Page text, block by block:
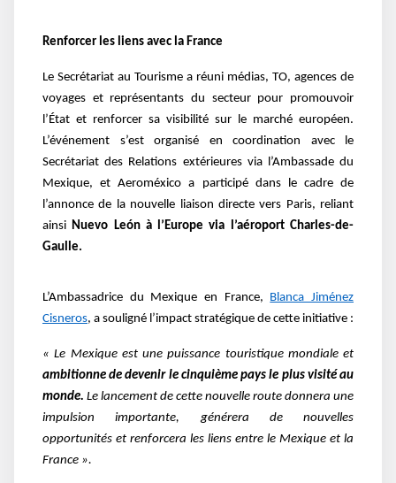
Renforcer les liens avec la France
Le Secrétariat au Tourisme a réuni médias, TO, agences de
voyages et représentants du secteur pour promouvoir
l’État et renforcer sa visibilité sur le marché européen.
L’événement s’est organisé en coordination avec le
Secrétariat des Relations extérieures via l’Ambassade du
Mexique, et Aeroméxico a participé dans le cadre de
l’annonce de la nouvelle liaison directe vers Paris, reliant
ainsiNuevo León à l’Europe via l’aéroport Charles-de-
Gaulle.
L’Ambassadrice du Mexique en France,
Blanca Jiménez
Cisneros, a souligné l’impact stratégique de cette initiative :
« Le Mexique est une puissance touristique mondiale et
ambitionne de devenir le cinquième pays le plus visité au
monde. Le lancement de cette nouvelle route donnera une
impulsion importante, générera de nouvelles
opportunités et renforcera les liens entre le Mexique et la
France ».